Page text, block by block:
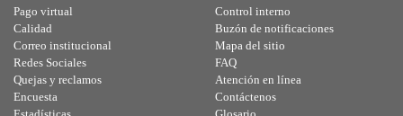
Pago virtual
Calidad
Control interno
Buzón de notificaciones
Correo institucional
Redes Sociales
Quejas y reclamos
Encuesta
Mapa del sitio
FAQ
Atención en línea
Contáctenos